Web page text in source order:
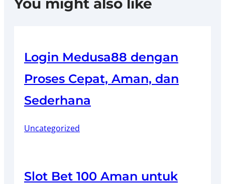
You might also like
Login Medusa88 dengan
Proses Cepat, Aman, dan
Sederhana
Uncategorized
Slot Bet 100 Aman untuk